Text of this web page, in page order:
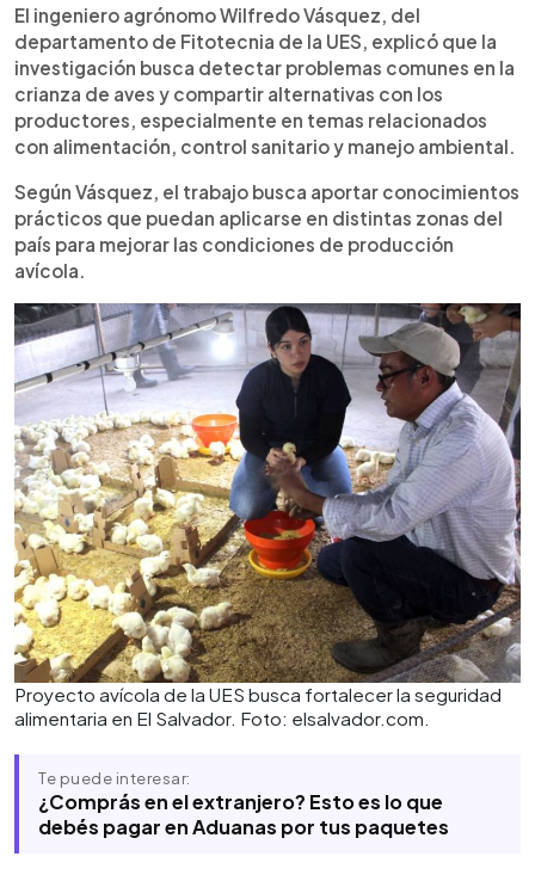
relacionadas con alimentación, control sanitario y
manejo ambiental. Además, estudiantes de
Medicina Veterinaria y Zootecnia participan en el
proceso para adquirir experiencia práctica en
producción avícola. Investigadores señalaron que
las altas temperaturas representan un reto en
zonas costeras. La iniciativa surge en medio del
incremento de la canasta básica y contempla un
llamado a respaldar proyectos que fortalezcan la
soberanía alimentaria del país.
El ingeniero agrónomo Wilfredo Vásquez, del
departamento de Fitotecnia de la UES, explicó que la
investigación busca detectar problemas comunes en la
crianza de aves y compartir alternativas con los
productores, especialmente en temas relacionados
con alimentación, control sanitario y manejo ambiental.
Según Vásquez, el trabajo busca aportar conocimientos
prácticos que puedan aplicarse en distintas zonas del
país para mejorar las condiciones de producción
avícola.
Proyecto avícola de la UES busca fortalecer la seguridad
alimentaria en El Salvador. Foto: elsalvador.com.
Te puede interesar:
¿Comprás en el extranjero? Esto es lo que
debés pagar en Aduanas por tus paquetes